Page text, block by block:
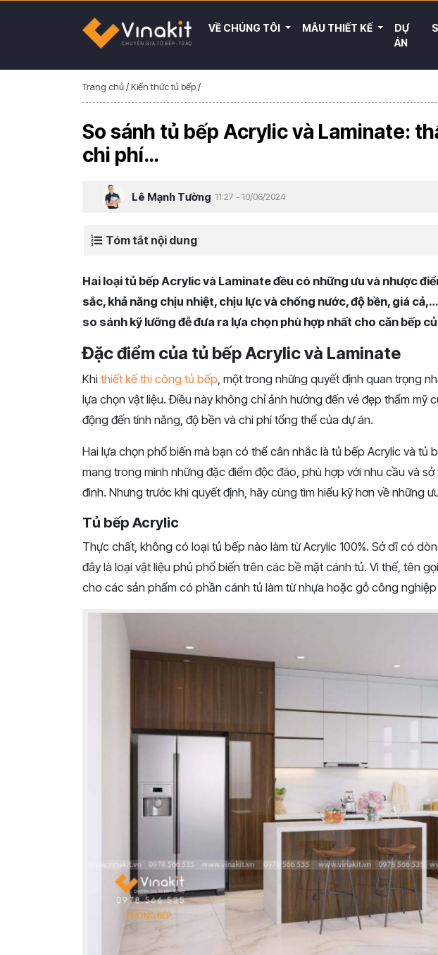
VỀ CHÚNG TÔI MẪU THIẾT KẾ
DỰ
ÁN
Trang chủ/Kiến thức tủ bếp/
So sánh tủ bếp Acrylic và Laminate:
chi phí…
Lê Mạnh Tường 11:27 - 10/06/2024
Tóm tắt nội dung
Hai loại tủ bếp Acrylic và Laminate đều có những ưu và nhược
sắc, khả năng chịu nhiệt, chịu lực và chống nước, độ bền, giá
so sánh kỹ lưỡng đễ đưa ra lựa chọn phù hợp nhất cho căn bếp
Đặc điểm của tủ bếp Acrylic và Laminate
Khi thiết kế thi công tủ bếp, một trong những quyết định quan trọng
lựa chọn vật liệu. Điều này không chỉ ảnh hưởng đến vẻ đẹp thẩm mỹ
động đến tính năng, độ bền và chi phí tổng thể của dự án.
Hai lựa chọn phổ biến mà bạn có thể cân nhắc là tủ bếp Acrylic và tủ
mang trong mình những đặc điểm độc đáo, phù hợp với nhu cầu và
đình. Nhưng trước khi quyết định, hãy cùng tìm hiểu kỹ hơn về những
Tủ bếp Acrylic
Thực chất, không có loại tủ bếp nào làm từ Acrylic 100%. Sở dĩ có
đây là loại vật liệu phủ phổ biến trên các bề mặt cánh tủ. Vì thế, tên
cho các sản phẩm có phần cánh tủ làm từ nhựa hoặc gỗ công